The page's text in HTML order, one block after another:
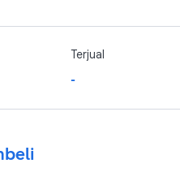
Terjual
-